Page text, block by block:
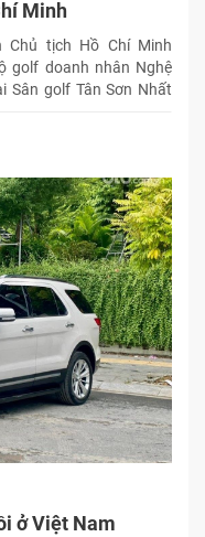
Minh
Chủ tịch Hồ Chí Minh
golf doanh nhân Nghệ
Sân golf Tân Sơn Nhất
ở Việt Nam